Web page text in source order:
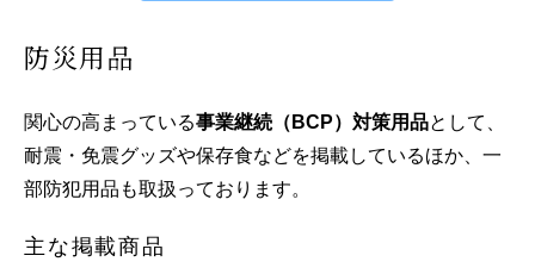
防災用品
関心の高まっている事業継続（BCP）対策用品として、
耐震・免震グッズや保存食などを掲載しているほか、一
部防犯用品も取扱っております。
主な掲載商品